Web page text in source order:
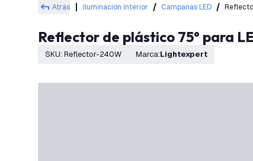
Atrás Iluminación Interior Campanas LED
Reflector de plástico 75° para
SKU: Reflector-240W Marca: Lightexpert